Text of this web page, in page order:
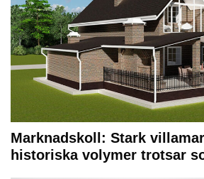
Marknadskoll: Stark
historiska volymer trotsar